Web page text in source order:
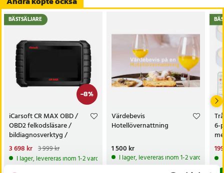
-8%
BÄSTSÄLJARE
iCarsoft CR MAX OBD /
OBD2 felkodsläsare /
bildiagnosverktyg /
diagnosverktyg för bil
Nuvarande pris:
3 698 krTidigare pris:3 999 kr
3 698 kr 3 999 kr
I lager, levereras inom 1-2 vardagar
Värdebevis
Hotellövernattning
Pris: 1 500 kr
1 500 kr
I lager, levereras inom 1-2 vardagar
6-